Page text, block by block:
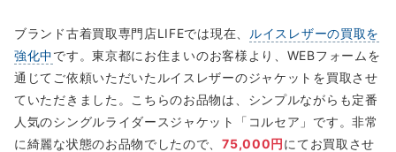
ブランド古着買取専門店LIFEでは現在、
ルイスレザーの買取を
強化中です。東京都にお住まいのお客様より、WEBフォームを
通じてご依頼いただいたルイスレザーのジャケットを買取させ
ていただきました。こちらのお品物は、シンプルながらも定番
人気のシングルライダースジャケット「コルセア」です。非常
に綺麗な状態のお品物でしたので、75,000円にてお買取させ